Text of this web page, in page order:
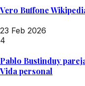
Vero Buffone
23 Feb 2026
4
Pablo Bustinduy
Vida personal